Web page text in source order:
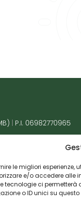
le migliori
e/o accedere alle
tecnologie ci
o ID unici su
P.I. 06982770965